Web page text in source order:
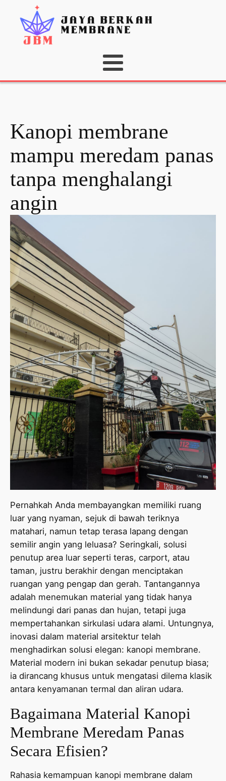
Kanopi membrane
mampu meredam panas
tanpa menghalangi
angin
Pernahkah Anda membayangkan memiliki ruang
luar yang nyaman, sejuk di bawah teriknya
matahari, namun tetap terasa lapang dengan
semilir angin yang leluasa? Seringkali, solusi
penutup area luar seperti teras, carport, atau
taman, justru berakhir dengan menciptakan
ruangan yang pengap dan gerah. Tantangannya
adalah menemukan material yang tidak hanya
melindungi dari panas dan hujan, tetapi juga
mempertahankan sirkulasi udara alami. Untungnya,
inovasi dalam material arsitektur telah
menghadirkan solusi elegan: kanopi membrane.
Material modern ini bukan sekadar penutup biasa;
ia dirancang khusus untuk mengatasi dilema klasik
antara kenyamanan termal dan aliran udara.
Bagaimana Material Kanopi
Membrane Meredam Panas
Secara Efisien?
Rahasia kemampuan kanopi membrane dalam